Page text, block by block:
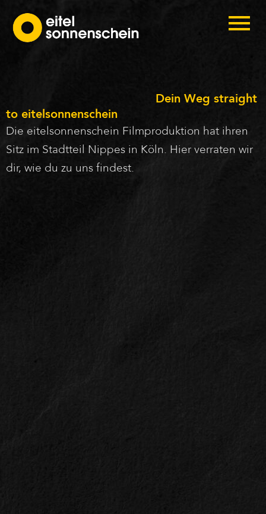
Dein Weg straight
to eitelsonnenschein
Die eitelsonnenschein Filmproduktion hat ihren
Sitz im Stadtteil Nippes in Köln. Hier verraten wir
dir, wie du zu uns findest.